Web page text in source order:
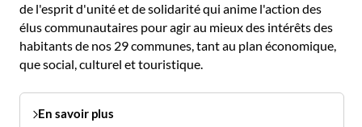
de l'esprit d'unité et de solidarité qui anime l'action des
élus communautaires pour agir au mieux des intérêts des
habitants de nos 29 communes, tant au plan économique,
que social, culturel et touristique.
En savoir plus